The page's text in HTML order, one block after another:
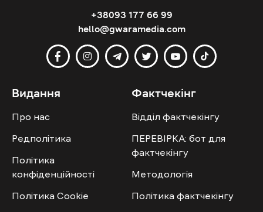
+38093 177 66 99
hello@gwaramedia.com
Видання
Про нас
Редполітика
Політика
конфіденційності
Політика Cookie
Фактчекінг
Відділ фактчекінгу
ПЕРЕВІРКА: бот для
фактчекінгу
Методологія
Політика фактчекінгу